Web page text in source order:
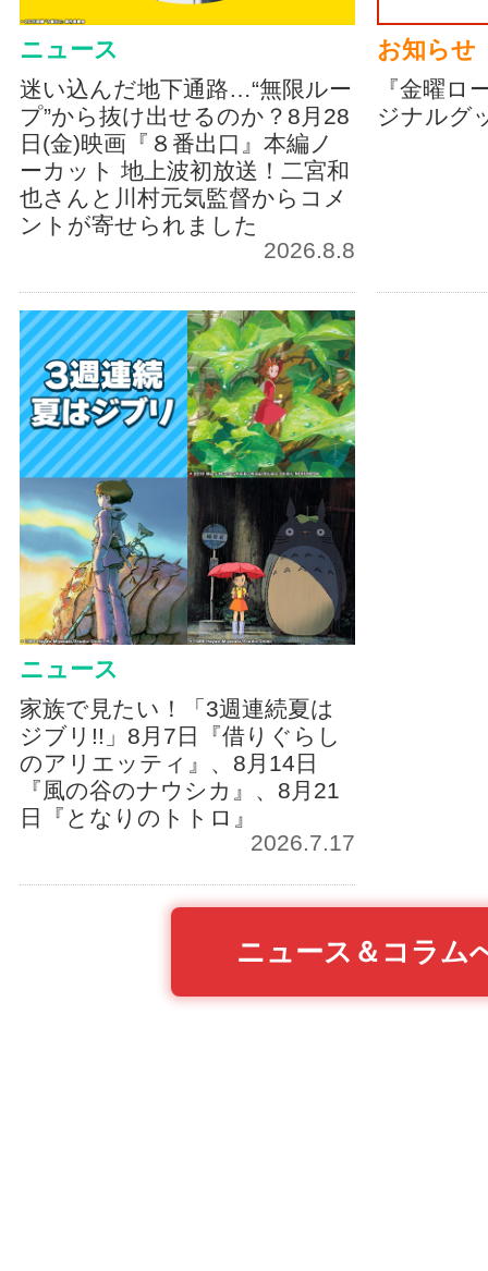
ニュース
迷い込んだ地下通路…“無限ルー
プ”から抜け出せるのか？8月28
日(金)映画『８番出口』本編ノ
ーカット 地上波初放送！二宮和
也さんと川村元気監督からコメ
ントが寄せられました
2026.8.8
お知らせ
『金曜ロ
ジナルグ
ニュース
家族で見たい！「3週連続夏は
ジブリ!!」8月7日『借りぐらし
のアリエッティ』、8月14日
『風の谷のナウシカ』、8月21
日『となりのトトロ』
2026.7.17
ニュース＆コラム